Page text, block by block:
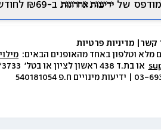
של ב-₪69 לחודש.
קשר
מלא וטלפון באחד מהאופנים הבאים: